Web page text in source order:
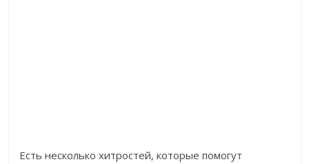
Есть несколько хитростей, которые помогут